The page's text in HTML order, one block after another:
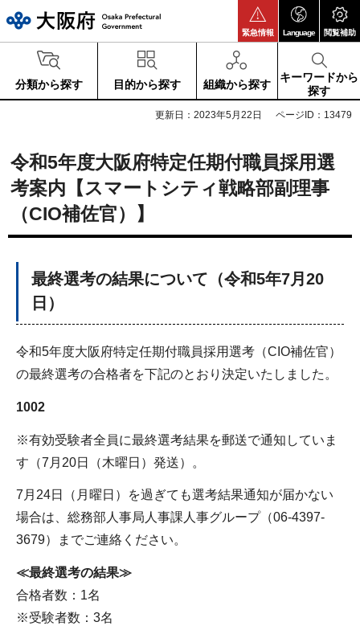
緊急情報 Language 閲覧補助
分類から探す 目的から探す 組織から探す
キーワードから
探す
更新日：2023年5月22日 ページID：13479
令和5年度大阪府特定任期付職員採用選
考案内【スマートシティ戦略部副理事
（CIO補佐官）】
最終選考の結果について（令和5年7月20
日）
令和5年度大阪府特定任期付職員採用選考（CIO補佐官）
の最終選考の合格者を下記のとおり決定いたしました。
1002
※有効受験者全員に最終選考結果を郵送で通知していま
す（7月20日（木曜日）発送）。
7月24日（月曜日）を過ぎても選考結果通知が届かない
場合は、総務部人事局人事課人事グループ（06-4397-
3679）までご連絡ください。
≪最終選考の結果≫
合格者数：1名
※受験者数：3名